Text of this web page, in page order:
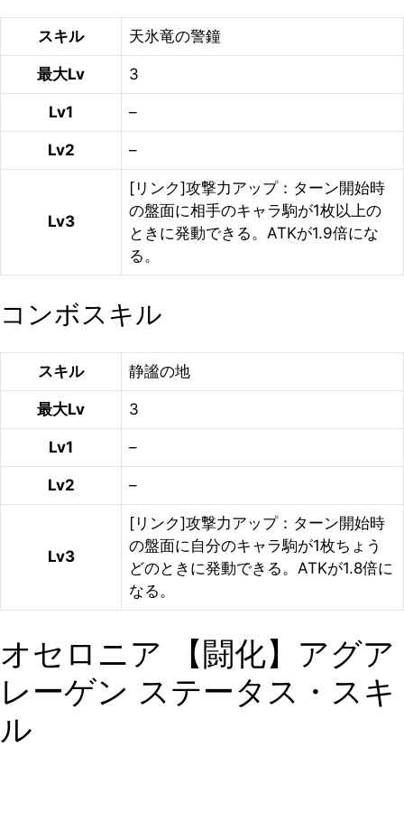
スキル 天氷竜の警鐘
最大Lv 3
Lv1 –
Lv2 –
Lv3
[リンク]攻撃力アップ：ターン開始時
の盤面に相手のキャラ駒が1枚以上の
ときに発動できる。ATKが1.9倍にな
る。
コンボスキル
スキル 静謐の地
最大Lv 3
Lv1 –
Lv2 –
Lv3
[リンク]攻撃力アップ：ターン開始時
の盤面に自分のキャラ駒が1枚ちょう
どのときに発動できる。ATKが1.8倍に
なる。
オセロニア 【闘化】アグア
レーゲン ステータス・スキ
ル